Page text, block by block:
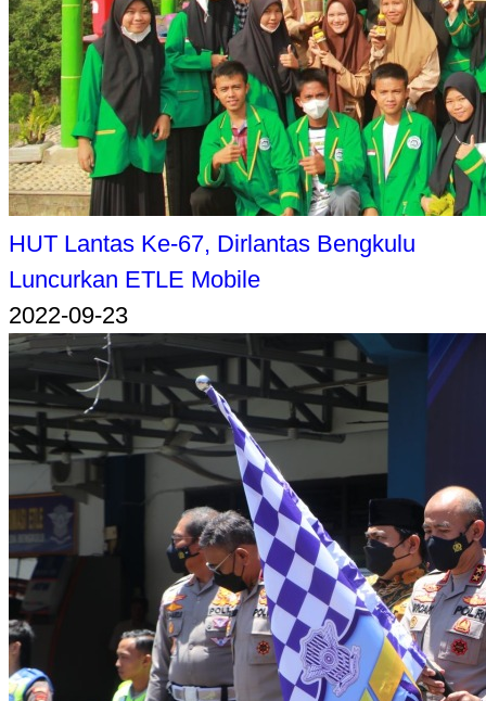
HUT Lantas Ke-67, Dirlantas Bengkulu
Luncurkan ETLE Mobile
2022-09-23